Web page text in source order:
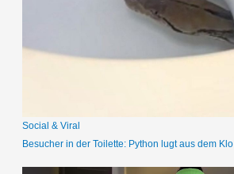
c
Social & Viral
Besucher in der Toilette: Python lugt aus dem Klo